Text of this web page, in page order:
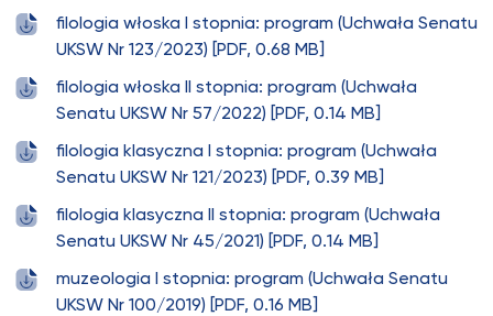
filologia włoska I stopnia: program (Uchwała Senatu
UKSW Nr 123/2023) [PDF, 0.68 MB]
filologia włoska II stopnia: program (Uchwała
Senatu UKSW Nr 57/2022) [PDF, 0.14 MB]
filologia klasyczna I stopnia: program (Uchwała
Senatu UKSW Nr 121/2023) [PDF, 0.39 MB]
filologia klasyczna II stopnia: program (Uchwała
Senatu UKSW Nr 45/2021) [PDF, 0.14 MB]
muzeologia I stopnia: program (Uchwała Senatu
UKSW Nr 100/2019) [PDF, 0.16 MB]